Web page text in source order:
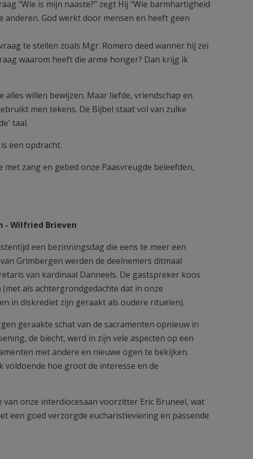
"Wie is mijn naaste?" zegt Hij "Wie barmhartigheid
God werkt door mensen en heeft geen
te stellen zoals Mgr. Romero deed wanner hij zei
waarom heeft die arme honger? Dan krijg ik
willen bewijzen. Maar liefde, vriendschap en
men tekens. De Bijbel staat vol van zulke
taal.
een opdracht.
zang en gebed onze Paasvreugde beleefden,
- Wilfried Brieven
een bezinningsdag die eens te meer een
Grimbergen werden de deelnemers ditmaal
van kardinaal Danneels. De gastspreker koos
als achtergrondgedachte dat in onze
in diskrediet zijn geraakt als oudere rituelen).
geraakte schat van de sacramenten opnieuw in
de biecht, werd in zijn vele aspecten op een
met andere en nieuwe ogen te bekijken.
voldoende hoe groot de interesse en de
onze interdiocesaan voorzitter Eric Bruneel, wat
een goed verzorgde eucharistieviering en passende